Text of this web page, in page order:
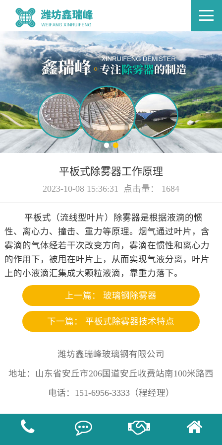
平板式除雾器工作原理
2023-10-08 15:36:31 点击量： 1684
平板式（流线型叶片）除雾器是根据液滴的惯
性、离心力、撞击、重力等原理。烟气通过叶片，含
雾滴的气体经若干次改变方向，雾滴在惯性和离心力
的作用下，被甩在叶片上，从而实现气液分离，叶片
上的小液滴汇集成大颗粒液滴，靠重力落下。
上一篇：玻璃钢除雾器
下一篇： 平板式除雾器技术特点
潍坊鑫瑞峰玻璃钢有限公司
地址：山东省安丘市206国道安丘收费站南100米路西
电话：151-6956-3333（程经理）